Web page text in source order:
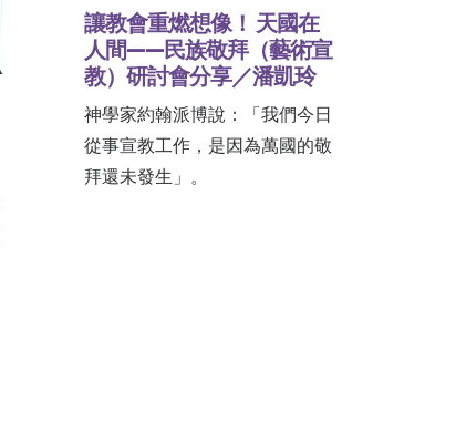
讓教會重燃想像！ 天國在
人間——民族敬拜（藝術宣
教）研討會分享／潘凱玲
神學家約翰派博說：「我們今日
從事宣教工作，是因為萬國的敬
拜還未發生」。